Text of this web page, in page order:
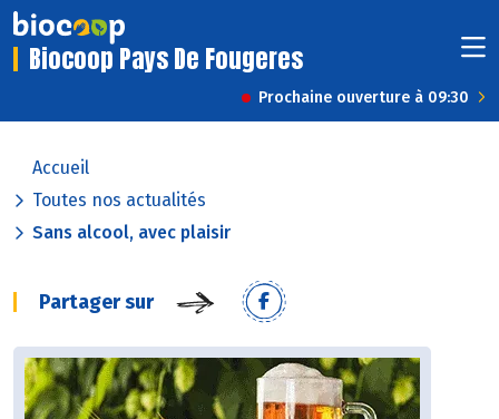
Biocoop Pays De Fougeres
Prochaine ouverture à 09:30
Accueil
Toutes nos actualités
Sans alcool, avec plaisir
Partager sur